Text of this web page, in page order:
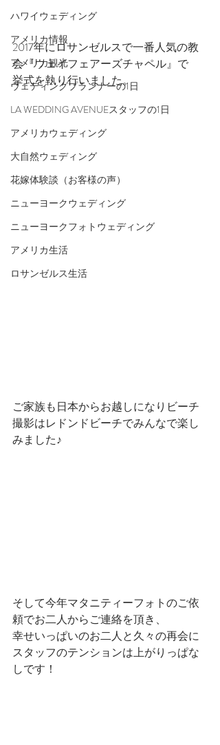
ハワイウェディング
アメリカ情報
アメリカ観光
ウェディングプランナーの1日
LA WEDDING AVENUEスタッフの1日
アメリカウェディング
大自然ウェディング
花嫁体験談（お客様の声）
ニューヨークウェディング
ニューヨークフォトウェディング
アメリカ生活
ロサンゼルス生活
2017年にロサンゼルスで一番人気の教
会『ウェイフェアーズチャペル』で
挙式を執り行いました。
ご家族も日本からお越しになりビーチ
撮影はレドンドビーチでみんなで楽し
みました♪
そして今年マタニティーフォトのご依
頼でお二人からご連絡を頂き、
幸せいっぱいのお二人と久々の再会に
スタッフのテンションは上がりっぱな
しです！